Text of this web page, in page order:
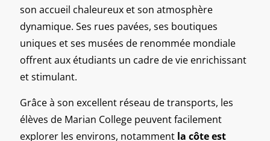
son accueil chaleureux et son atmosphère
dynamique. Ses rues pavées, ses boutiques
uniques et ses musées de renommée mondiale
offrent aux étudiants un cadre de vie enrichissant
et stimulant.
Grâce à son excellent réseau de transports, les
élèves de Marian College peuvent facilement
explorer les environs, notamment la côte est